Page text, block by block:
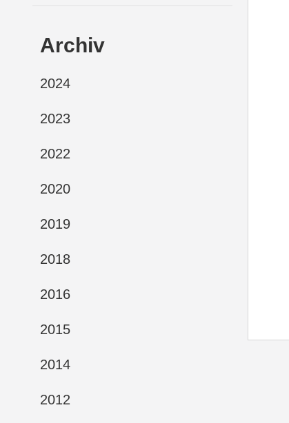
Archiv
2024
2023
2022
2020
2019
2018
2016
2015
2014
2012